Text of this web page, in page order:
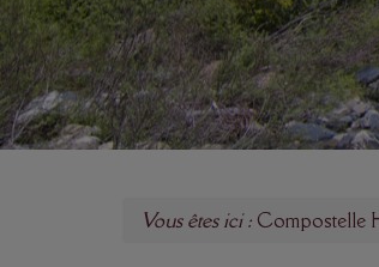
Vous êtes ici : Compostelle